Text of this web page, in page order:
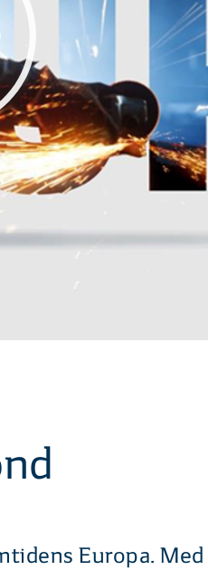
Europa.